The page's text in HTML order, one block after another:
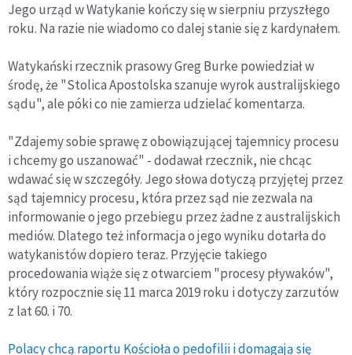
Jego urząd w Watykanie kończy się w sierpniu przyszłego
roku. Na razie nie wiadomo co dalej stanie się z kardynałem.
Watykański rzecznik prasowy Greg Burke powiedział w
środę, że "Stolica Apostolska szanuje wyrok australijskiego
sądu", ale póki co nie zamierza udzielać komentarza.
"Zdajemy sobie sprawę z obowiązującej tajemnicy procesu
i chcemy go uszanować" - dodawał rzecznik, nie chcąc
wdawać się w szczegóły. Jego słowa dotyczą przyjętej przez
sąd tajemnicy procesu, która przez sąd nie zezwala na
informowanie o jego przebiegu przez żadne z australijskich
mediów. Dlatego też informacja o jego wyniku dotarła do
watykanistów dopiero teraz. Przyjęcie takiego
procedowania wiąże się z otwarciem "procesy pływaków",
który rozpocznie się 11 marca 2019 roku i dotyczy zarzutów
z lat 60. i 70.
Polacy chcą raportu Kościoła o pedofilii i domagają się